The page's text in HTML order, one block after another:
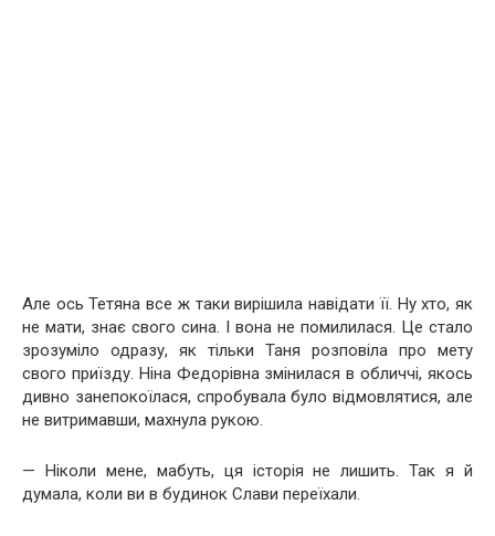
Але ось Тетяна все ж таки вирішила навідати її. Ну хто, як
не мати, знає свого сина. І вона не помилилася. Це стало
зрозуміло одразу, як тільки Таня розповіла про мету
свого приїзду. Ніна Федорівна змінилася в обличчі, якось
дивно занепокоїлася, спробувала було відмовлятися, але
не витримавши, махнула рукою.
— Ніколи мене, мабуть, ця історія не лишить. Так я й
думала, коли ви в будинок Слави переїхали.